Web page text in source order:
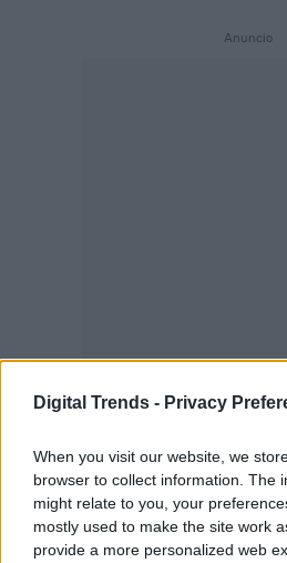
Digital Trends - Privacy
When you visit our website, we
browser to collect information. The
might relate to you, your
mostly used to make the site work
provide a more personalized web